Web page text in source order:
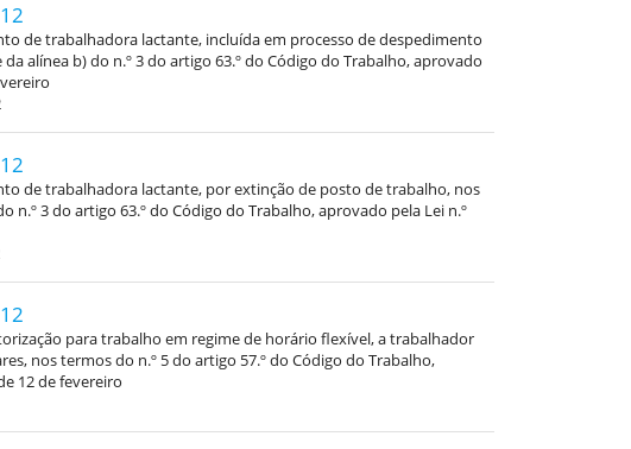
de trabalhadora lactante, incluída em processo de despedimento
alínea b) do n.º 3 do artigo 63.º do Código do Trabalho, aprovado
de trabalhadora lactante, por extinção de posto de trabalho, nos
n.º 3 do artigo 63.º do Código do Trabalho, aprovado pela Lei n.º
para trabalho em regime de horário flexível, a trabalhador
nos termos do n.º 5 do artigo 57.º do Código do Trabalho,
12 de fevereiro